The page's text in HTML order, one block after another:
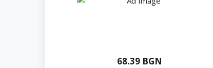
68.39 BGN